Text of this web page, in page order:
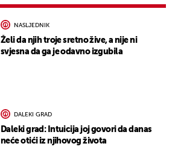
NASLJEDNIK
Želi da njih troje sretno žive, a nije ni
svjesna da ga je odavno izgubila
DALEKI GRAD
Daleki grad: Intuicija joj govori da danas
neće otići iz njihovog života